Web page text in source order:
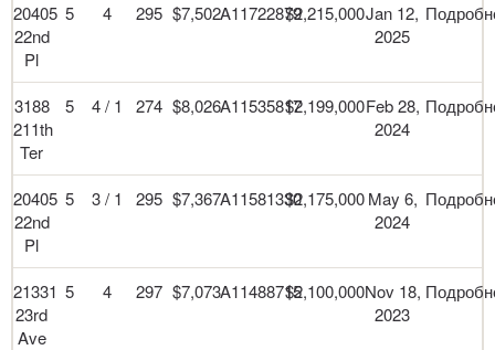
20405
22nd
Pl
5 4 295 $7,502A11722879$2,215,000Jan 12,
2025
3188
211th
Ter
5 4 / 1 274 $8,026A11535817$2,199,000Feb 28,
2024
20405
22nd
Pl
5 3 / 1 295 $7,367A11581330$2,175,000May 6,
2024
21331
23rd
Ave
5 4 297 $7,073A11488715$2,100,000Nov 18,
2023